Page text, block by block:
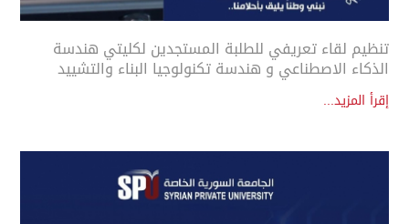
تنظيم لقاء تعريفي للطلبة المستجدين لكليتي هندسة
الذكاء الاصطناعي و هندسة تكنولوجيا البناء والتشييد
إقرأ المزيد...